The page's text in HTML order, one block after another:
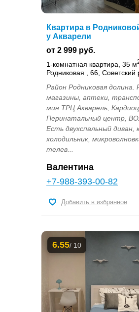
Квартира в
у Акварели
от 2 999 руб.
1-комнатная квартира, 35 м
Родниковая , 66, Советский
Район Родниковая долина.
магазины, аптеки,
мин ТРЦ Акварель,
Перинатальный центр,
Есть двухспальный диван,
холодильник,
телев...
Валентина
+7-988-393-00-82
Добавить в избранное
6.55/ 10